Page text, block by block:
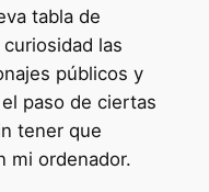
tabla de
las
públicos y
paso de ciertas
tener que
mi ordenador.